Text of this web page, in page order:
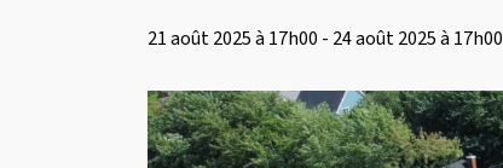
21 août 2025 à 17h00 - 24 août 2025 à 17h00